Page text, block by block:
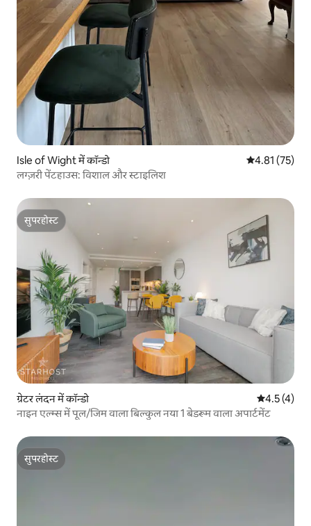
Isle of Wight में कॉन्डो औसत रेटिंग 5 में
4.81 (75)
लग्ज़री पेंटहाउस: विशाल और स्टाइलिश
सुपरहोस्ट
सुपरहोस्ट
ग्रेटर लंदन में कॉन्डो औसत रेटिंग 5
4.5 (4)
नाइन एल्म्स में पूल/जिम वाला बिल्कुल नया 1 बेडरूम वाला अपार्टमेंट
सुपरहोस्ट
सुपरहोस्ट